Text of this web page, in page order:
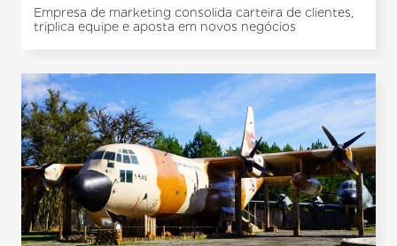
Empresa de marketing consolida carteira de clientes,
triplica equipe e aposta em novos negócios